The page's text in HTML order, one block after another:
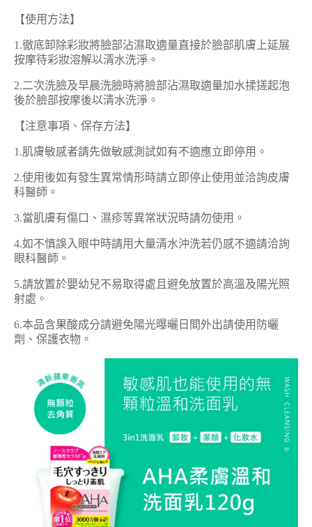
【使用方法】
1.徹底卸除彩妝將臉部沾濕取適量直接於臉部肌膚上延展
按摩待彩妝溶解以清水洗淨。
2.二次洗臉及早晨洗臉時將臉部沾濕取適量加水揉搓起泡
後於臉部按摩後以清水洗淨。
【注意事項、保存方法】
1.肌膚敏感者請先做敏感測試如有不適應立即停用。
2.使用後如有發生異常情形時請立即停止使用並洽詢皮膚
科醫師。
3.當肌膚有傷口、濕疹等異常狀況時請勿使用。
4.如不慎誤入眼中時請用大量清水沖洗若仍感不適請洽詢
眼科醫師。
5.請放置於嬰幼兒不易取得處且避免放置於高溫及陽光照
射處。
6.本品含果酸成分請避免陽光曝曬日間外出請使用防曬
劑、保護衣物。